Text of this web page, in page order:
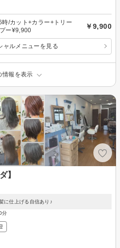
時/カット+カラー+トリー
ー¥9,900
￥9,900
ャルメニューを見る
情報を表示
】
に仕上げる自信あり♪
分